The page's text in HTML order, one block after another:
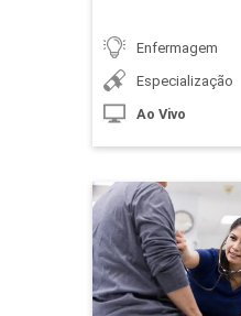
Enfermagem
Enfermagem
Especialização
Ao Vivo